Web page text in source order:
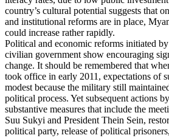
country’s cultural potential suggests that
and institutional reforms are in place,
could increase rather rapidly.
Political and economic reforms initiated
civilian government show encouraging
change. It should be remembered that
took office in early 2011, expectations of
modest because the military still
political process. Yet subsequent actions
substantive measures that include the
Suu Sukyi and President Thein Sein,
political party, release of political